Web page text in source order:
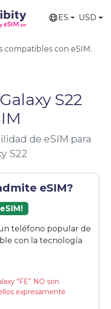
ES USD
compatibles con eSIM.
S22
de eSIM para
S22
eSIM?
teléfono popular de
con la tecnología
“FE” NO son
expresamente